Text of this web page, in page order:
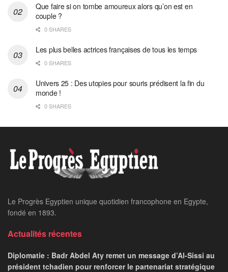
Que faire si on tombe amoureux alors qu’on est en
couple ?
0 SHARES
Les plus belles actrices françaises de tous les temps
0 SHARES
Univers 25 : Des utopies pour souris prédisent la fin du
monde !
0 SHARES
Le Progrès Egyptien unique quotidien francophone en Egypte,
fondé en 1893.
Actualités récentes
Diplomatie : Badr Abdel Aty remet un message d’Al-Sissi au
président tchadien pour renforcer le partenariat stratégique